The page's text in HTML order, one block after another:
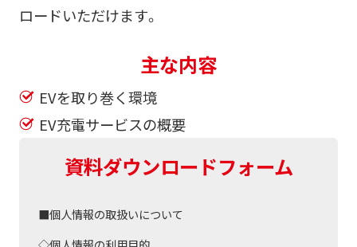
ロードいただけます。
主な内容
EVを取り巻く環境
EV充電サービスの概要
資料ダウンロードフォーム
■個人情報の取扱いについて